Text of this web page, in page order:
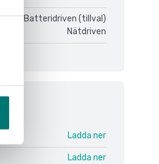
Batteridriven (tillval)
Nätdriven
Ladda ner
Ladda ner